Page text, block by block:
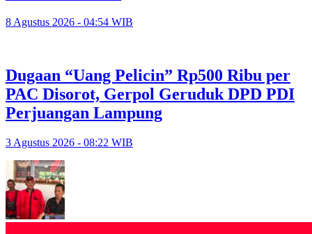
8 Agustus 2026 - 04:54 WIB
Dugaan “Uang Pelicin” Rp500 Ribu per
PAC Disorot, Gerpol Geruduk DPD PDI
Perjuangan Lampung
3 Agustus 2026 - 08:22 WIB